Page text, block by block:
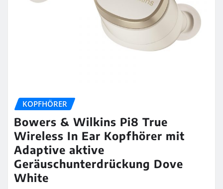
KOPFHÖRER
Bowers & Wilkins Pi8 True
Wireless In Ear Kopfhörer mit
Adaptive aktive
Geräuschunterdrückung Dove
White